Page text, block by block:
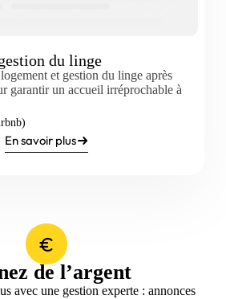
du linge
et gestion du linge après
garantir un accueil irréprochable à
En savoir plus
de l’argent
avec une gestion experte : annonces